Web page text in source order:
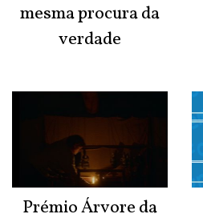
mesma procura da
verdade
Prémio Árvore da